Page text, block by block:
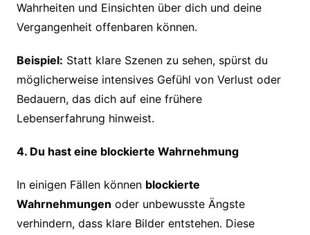
Wahrheiten und Einsichten über dich und deine
Vergangenheit offenbaren können.
Beispiel: Statt klare Szenen zu sehen, spürst du
möglicherweise intensives Gefühl von Verlust oder
Bedauern, das dich auf eine frühere
Lebenserfahrung hinweist.
4. Du hast eine blockierte Wahrnehmung
In einigen Fällen können blockierte
Wahrnehmungen oder unbewusste Ängste
verhindern, dass klare Bilder entstehen. Diese